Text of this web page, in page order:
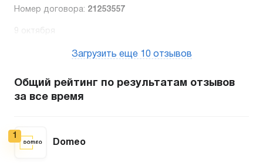
Номер договора: 21253557
9 октября
Загрузить еще 10 отзывов
Общий рейтинг по результатам отзывов
за все время
1
Domeo